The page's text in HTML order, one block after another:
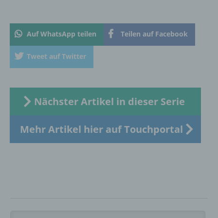
Auf WhatsApp teilen Teilen auf Facebook
Tweet auf Twitter
Nächster Artikel in dieser Serie
Mehr Artikel hier auf Touchportal
und technischen und organisatorischen
Maßnahmen unterliegen, die gewährleisten,
dass die personenbezogenen Daten nicht